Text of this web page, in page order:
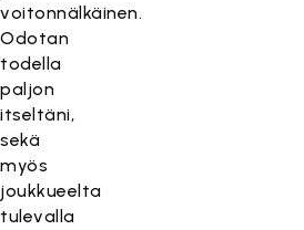
voitonnälkäinen.
Odotan
todella
paljon
itseltäni,
sekä
myös
joukkueelta
tulevalla